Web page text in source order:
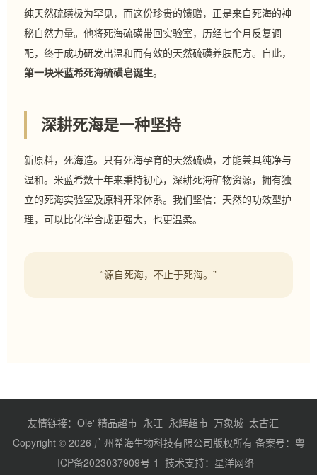
纯天然硫磺极为罕见，而这份珍贵的馈赠，正是来自死海的神
秘自然力量。他将死海硫磺带回实验室，历经七个月反复调
配，终于成功研发出温和而有效的天然硫磺养肤配方。自此，
第一块米蓝希死海硫磺皂诞生。
深耕死海是一种坚持
新原料，死海造。只有死海孕育的天然硫磺，才能兼具纯净与
温和。米蓝希数十年来秉持初心，深耕死海矿物资源，拥有独
立的死海实验室及原料开采体系。我们坚信：天然的功效型护
理，可以比化学合成更强大，也更温柔。
“源自死海，不止于死海。”
友情链接： Ole' 精品超市 永旺 永辉超市 万象城 太古汇
Copyright © 2026 广州希海生物科技有限公司版权所有 备案号： 粤
ICP备2023037909号-1 技术支持： 星洋网络